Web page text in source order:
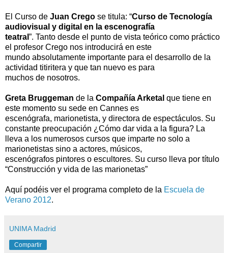
El Curso de Juan Crego se titula: “Curso de Tecnología
audiovisual y digital en la escenografía
teatral ”. Tanto desde el punto de vista teórico como práctico
el profesor Crego nos introducirá en este
mundo absolutamente importante para el desarrollo de la
actividad titiritera y que tan nuevo es para
muchos de nosotros.
Greta Bruggeman de la Compañía Arketal que tiene en
este momento su sede en Cannes es
escenógrafa, marionetista, y directora de espectáculos. Su
constante preocupación ¿Cómo dar vida a la figura? La
lleva a los numerosos cursos que imparte no solo a
marionetistas sino a actores, músicos,
escenógrafos pintores o escultores. Su curso lleva por título
“Construcción y vida de las marionetas”
Aquí podéis ver el programa completo de la Escuela de
Verano 2012.
UNIMA Madrid
Compartir